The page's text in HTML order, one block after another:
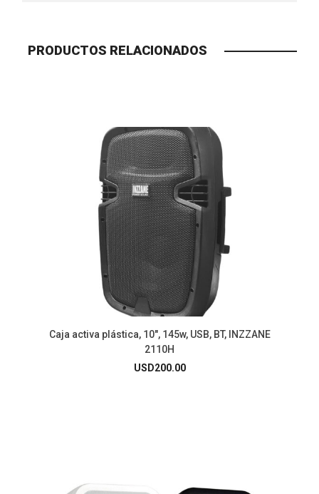
PRODUCTOS RELACIONADOS
Caja activa plástica, 10″, 145w, USB, BT, INZZANE
2110H
USD200.00